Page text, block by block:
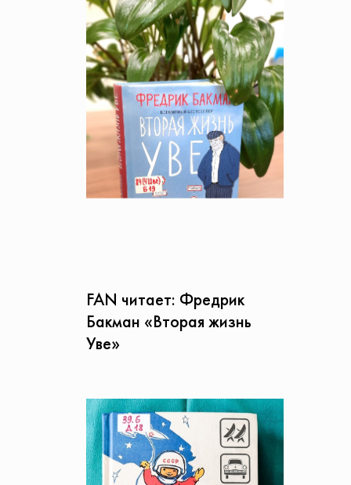
FAN читает: Фредрик
Бакман «Вторая жизнь
Уве»